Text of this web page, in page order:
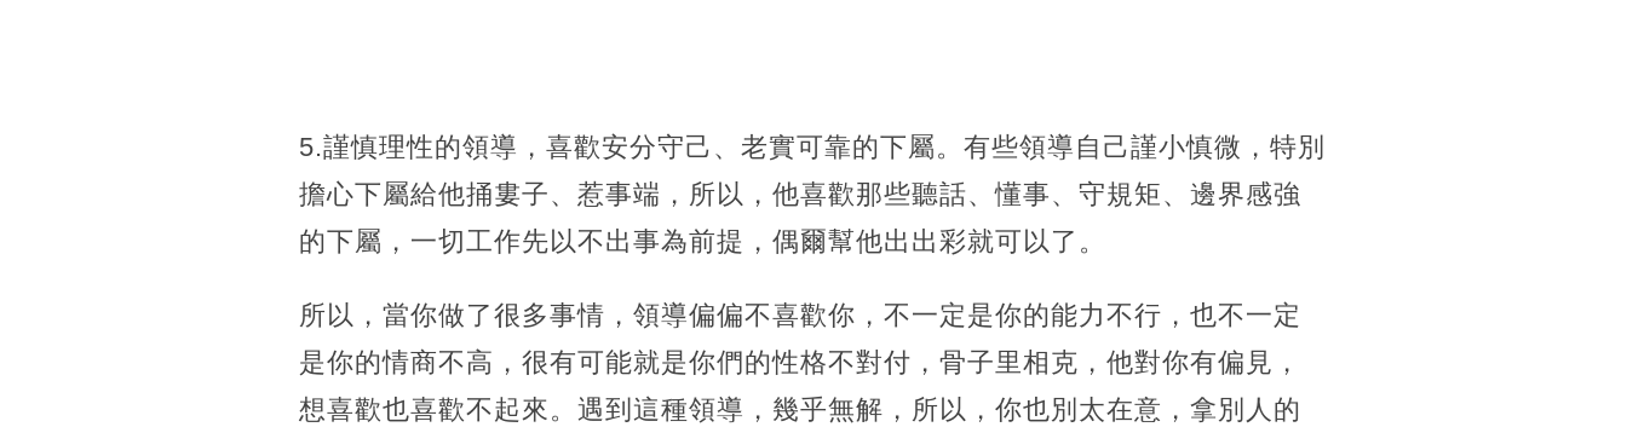
5.謹慎理性的領導，喜歡安分守己、老實可靠的下屬。有些領導自己謹小慎微，特別
擔心下屬給他捅婁子、惹事端，所以，他喜歡那些聽話、懂事、守規矩、邊界感強
的下屬，一切工作先以不出事為前提，偶爾幫他出出彩就可以了。
所以，當你做了很多事情，領導偏偏不喜歡你，不一定是你的能力不行，也不一定
是你的情商不高，很有可能就是你們的性格不對付，骨子里相克，他對你有偏見，
想喜歡也喜歡不起來。遇到這種領導，幾乎無解，所以，你也別太在意，拿別人的